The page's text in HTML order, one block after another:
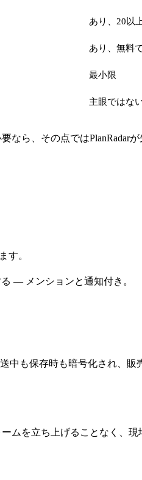
あり、20以
あり、無料
最小限
主眼ではな
ら、その点ではPlanRadar
す。
― メンションと通知付き。
も保存時も暗号化され、
ムを立ち上げることなく、